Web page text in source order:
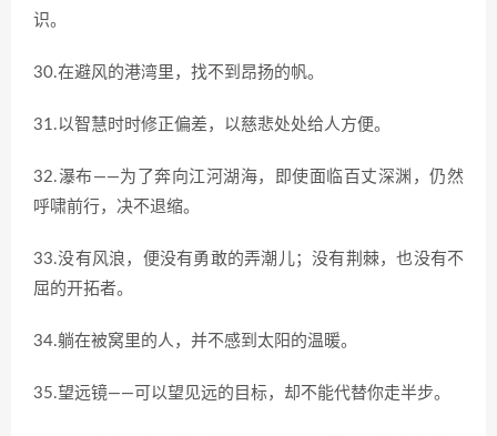
识。
30.在避风的港湾里，找不到昂扬的帆。
31.以智慧时时修正偏差，以慈悲处处给人方便。
32.瀑布——为了奔向江河湖海，即使面临百丈深渊，仍然
呼啸前行，决不退缩。
33.没有风浪，便没有勇敢的弄潮儿；没有荆棘，也没有不
屈的开拓者。
34.躺在被窝里的人，并不感到太阳的温暖。
35.望远镜——可以望见远的目标，却不能代替你走半步。